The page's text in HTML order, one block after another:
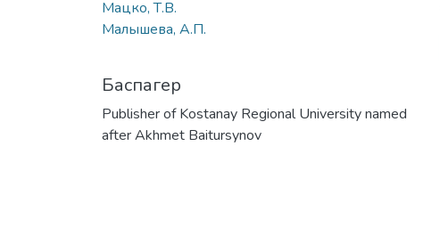
Мацко, Т.В.
Малышева, А.П.
Баспагер
Publisher of Kostanay Regional University named
after Akhmet Baitursynov